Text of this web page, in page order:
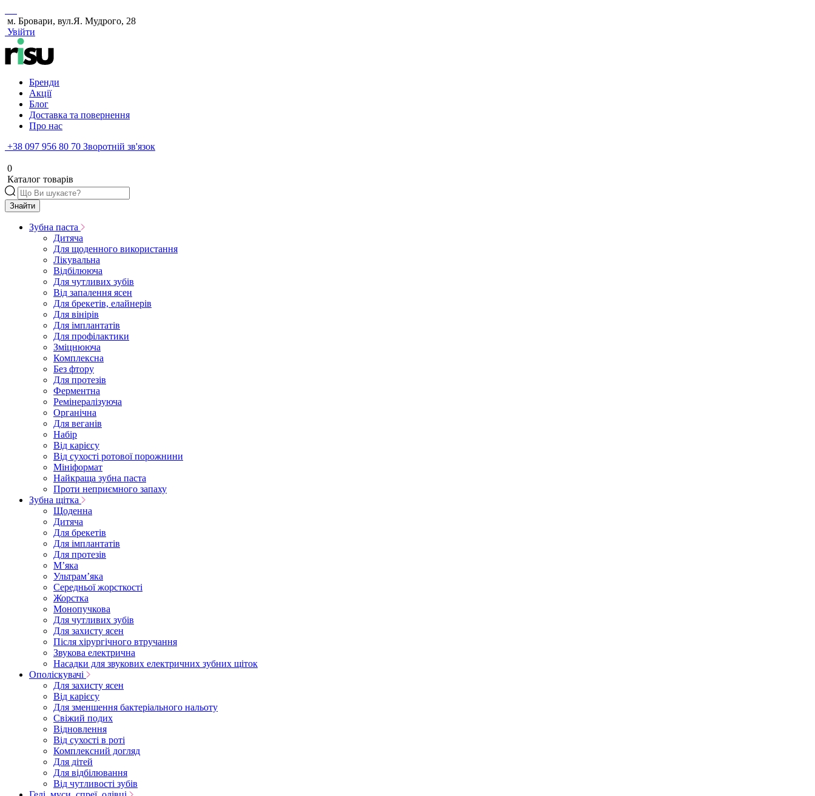
м. Бровари, вул.Я. Мудрого, 28
Увійти
Бренди
Акції
Блог
Доставка та повернення
Про нас
+38 097 956 80 70 Зворотній зв'язок
0
Каталог товарів
Знайти
Зубна паста
Дитяча
Для щоденного використання
Лікувальна
Відбілююча
Для чутливих зубів
Від запалення ясен
Для брекетів, елайнерів
Для вінірів
Для імплантатів
Для профілактики
Зміцнююча
Комплексна
Без фтору
Для протезів
Ферментна
Ремінералізуюча
Органічна
Для веганів
Набір
Від карієсу
Від сухості ротової порожнини
Мініформат
Найкраща зубна паста
Проти неприємного запаху
Зубна щітка
Щоденна
Дитяча
Для брекетів
Для імплантатів
Для протезів
Мʼяка
Ультрамʼяка
Середньої жорсткості
Жорстка
Монопучкова
Для чутливих зубів
Для захисту ясен
Після хірургічного втручання
Звукова електрична
Насадки для звукових електричних зубних щіток
Ополіскувачі
Для захисту ясен
Від карієсу
Для зменшення бактеріального нальоту
Свіжий подих
Відновлення
Від сухості в роті
Комплексний догляд
Для дітей
Для відбілювання
Від чутливості зубів